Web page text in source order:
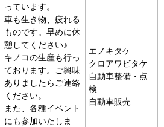
っています。
車も生き物、疲れる
ものです。早めに休
憩してください♪
キノコの生産も行っ
ております。ご興味
ありましたらご連絡
ください。
また、各種イベント
にも参加いたしま
エノキタケ
クロアワビタケ
自動車整備・点
検
自動車販売